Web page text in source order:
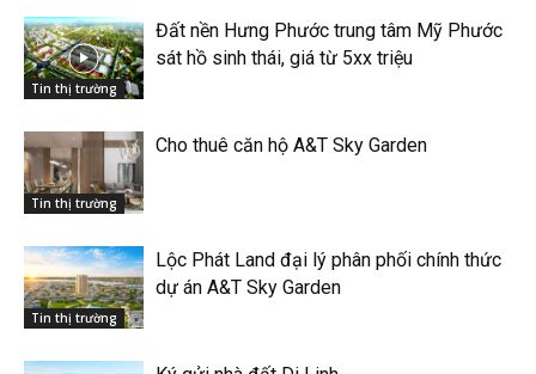
Tin thị trường
Đất nền Hưng Phước trung tâm Mỹ Phước
sát hồ sinh thái, giá từ 5xx triệu
Tin thị trường
Cho thuê căn hộ A&T Sky Garden
Tin thị trường
Lộc Phát Land đại lý phân phối chính thức
dự án A&T Sky Garden